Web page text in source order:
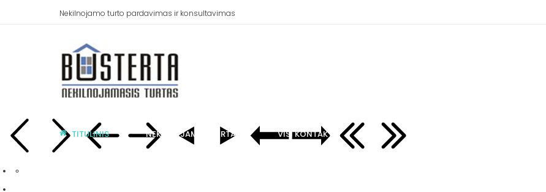
Nekilnojamo turto pardavimas ir konsultavimas
TITULINIS NEKILNOJAMAS TURTAS VISI KONTAKTAI